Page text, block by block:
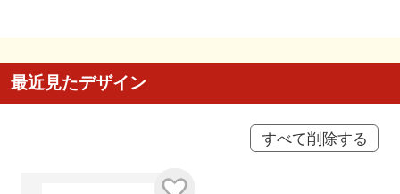
最近見たデザイン
すべて削除する